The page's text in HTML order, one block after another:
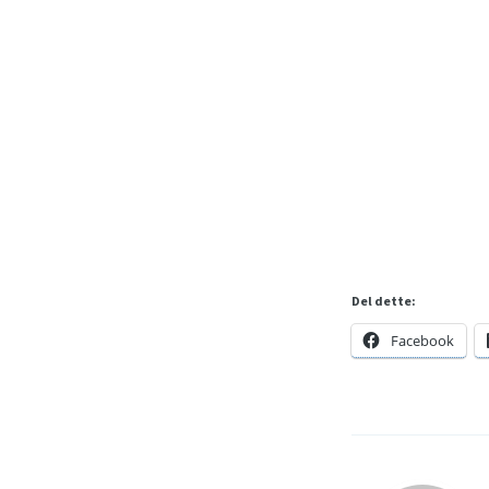
Del dette:
Facebook